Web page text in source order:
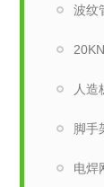
波纹
人造
脚手
电焊